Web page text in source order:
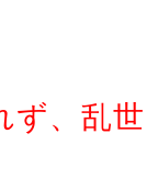
ず、乱